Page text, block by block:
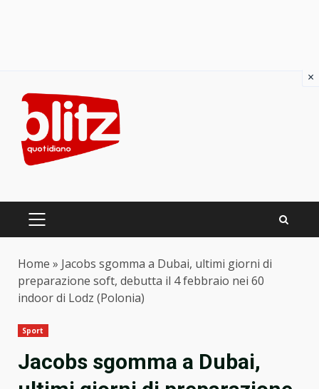
content
PRIMARY
Home » Jacobs sgomma a Dubai, ultimi giorni di
preparazione soft, debutta il 4 febbraio nei 60
indoor di Lodz (Polonia)
Sport
Jacobs sgomma a Dubai,
×